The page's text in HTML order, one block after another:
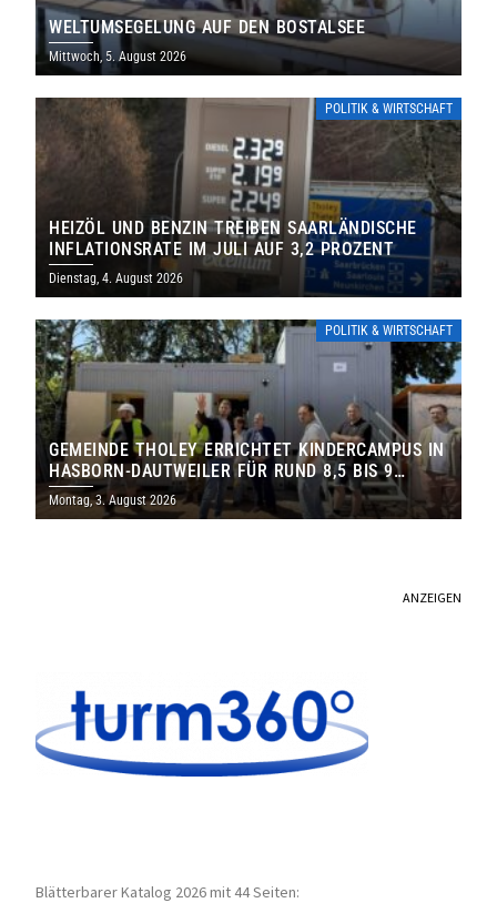
WELTUMSEGELUNG AUF DEN BOSTALSEE
Mittwoch, 5. August 2026
POLITIK & WIRTSCHAFT
HEIZÖL UND BENZIN TREIBEN SAARLÄNDISCHE
INFLATIONSRATE IM JULI AUF 3,2 PROZENT
Dienstag, 4. August 2026
POLITIK & WIRTSCHAFT
GEMEINDE THOLEY ERRICHTET KINDERCAMPUS IN
HASBORN-DAUTWEILER FÜR RUND 8,5 BIS 9
MILLIONEN EURO
Montag, 3. August 2026
ANZEIGEN
Blätterbarer Katalog 2026 mit 44 Seiten: